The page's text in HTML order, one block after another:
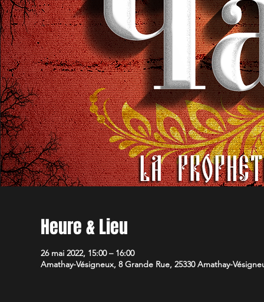
Heure & Lieu
26 mai 2022, 15:00 – 16:00
Amathay-Vésigneux, 8 Grande Rue, 25330 Amathay-